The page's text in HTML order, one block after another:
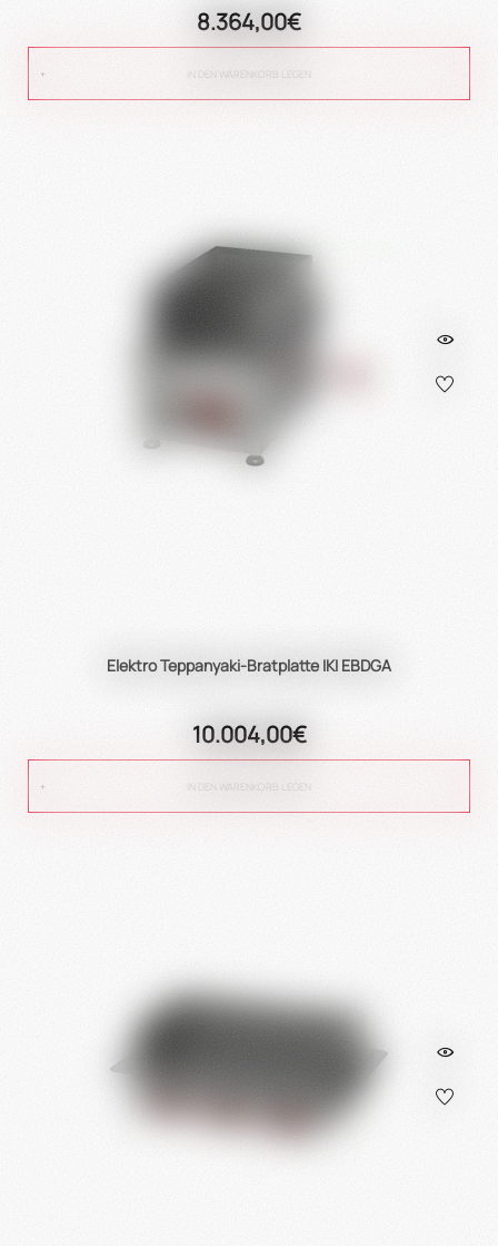
8.364,00€
IN DEN WARENKORB LEGEN
Elektro Teppanyaki-Bratplatte IKI EBDGA
10.004,00€
IN DEN WARENKORB LEGEN